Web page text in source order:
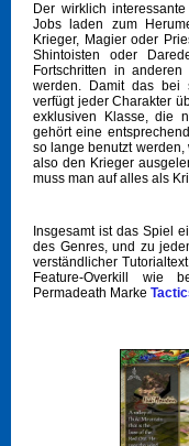
Der wirklich
Jobs laden zum
Krieger, Magier oder
Shintoisten oder
Fortschritten in
werden. Damit das bei
verfügt jeder Charakter
exklusiven Klasse, die
gehört eine
so lange benutzt
also den Krieger
muss man auf alles als
Insgesamt ist das Spiel
des Genres, und zu
verständlicher
Feature-Overkill wie
Permadeath Marke